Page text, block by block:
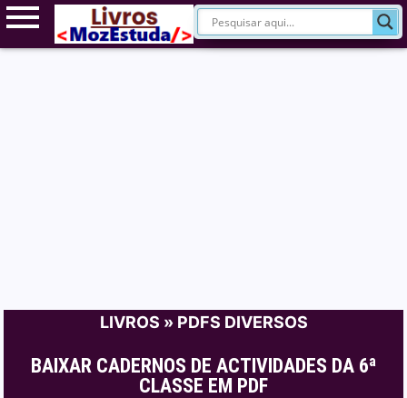
LIVROS » PDFS DIVERSOS
BAIXAR CADERNOS DE ACTIVIDADES DA 6ª
CLASSE EM PDF